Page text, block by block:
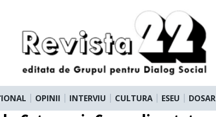
OPINII INTERVIU CULTURA ESEU DOSAR